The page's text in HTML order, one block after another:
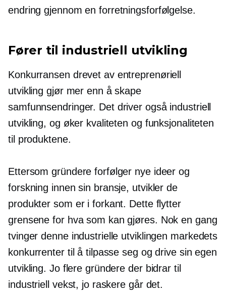
endring gjennom en forretningsforfølgelse.
Fører til industriell utvikling
Konkurransen drevet av entreprenøriell
utvikling gjør mer enn å skape
samfunnsendringer. Det driver også industriell
utvikling, og øker kvaliteten og funksjonaliteten
til produktene.
Ettersom gründere forfølger nye ideer og
forskning innen sin bransje, utvikler de
produkter som er i forkant. Dette flytter
grensene for hva som kan gjøres. Nok en gang
tvinger denne industrielle utviklingen markedets
konkurrenter til å tilpasse seg og drive sin egen
utvikling. Jo flere gründere der bidrar til
industriell vekst, jo raskere går det.